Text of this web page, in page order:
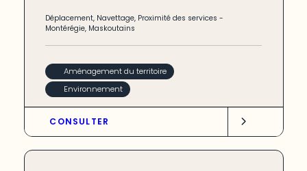
Déplacement, Navettage, Proximité des services -
Montérégie, Maskoutains
Aménagement du territoire
Environnement
CONSULTER